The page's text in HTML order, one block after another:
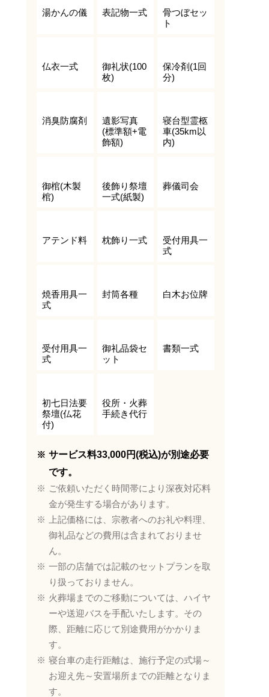
湯かんの儀 表記物一式
骨つぼセッ
ト
仏衣一式
御礼状(100
枚)
保冷剤(1回
分)
消臭防腐剤
遺影写真
(標準額+電
飾額)
寝台型霊柩
車(35km以
内)
御棺(木製
棺)
後飾り祭壇
一式(紙製)
葬儀司会
アテンド料 枕飾り一式
受付用具一
式
焼香用具一
式
封筒各種 白木お位牌
受付用具一
式
御礼品袋セ
ット
書類一式
初七日法要
祭壇(仏花
付)
役所・火葬
手続き代行
サービス料33,000円(税込)が別途必要
です。
ご依頼いただく時間帯により深夜対応料
金が発生する場合があります。
上記価格には、宗教者へのお礼や料理、
御礼品などの費用は含まれておりませ
ん。
一部の店舗では記載のセットプランを取
り扱っておりません。
火葬場までのご移動については、ハイヤ
ーや送迎バスを手配いたします。その
際、距離に応じて別途費用がかかりま
す。
寝台車の走行距離は、施行予定の式場～
お迎え先～安置場所までの距離となりま
す。